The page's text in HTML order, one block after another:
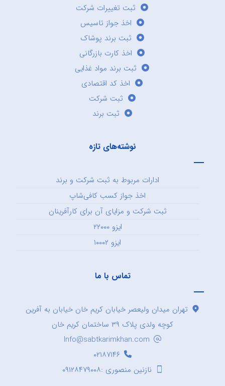
ثبت تغییرات شرکت
اخذ جواز تاسیس
ثبت برند پوشاک
اخذ کارت بازرگانی
ثبت برند مواد غذایی
اخذ کد اقتصادی
ثبت شرکت
ثبت برند
نوشته‌های تازه
ادارات مربوط به ثبت شرکت و برند
اخذ جواز کسب کافی‌شاپ
ثبت شرکت و مزایای آن برای کارآفرینان
ایزو ۲۲۰۰۰
ایزو ۱۰۰۰۲
تماس با ما
تهران میدان ولیعصر خیابان کریم خان خیابان به آفرین
کوچه ولدی پلاک ۳۹ ساختمان کریم خان
Info@sabtkarimkhan.com
۰۲۱۸۷۱۴۶
نازنین منصوری :۰۹۱۲۸۴۷۹۰۰۸